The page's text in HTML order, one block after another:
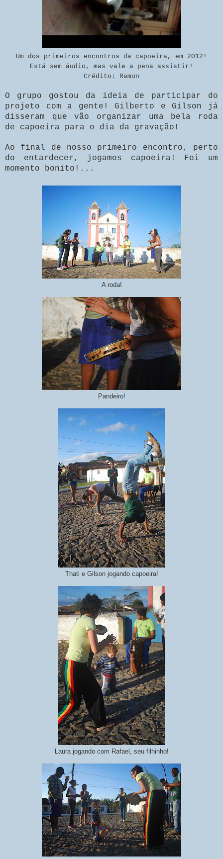
Um dos primeiros encontros da capoeira, em 2012!
Está sem áudio, mas vale a pena assistir!
Crédito: Ramon
O grupo gostou da ideia de participar do
projeto com a gente! Gilberto e Gilson já
disseram que vão organizar uma bela roda
de capoeira para o dia da gravação!
Ao final de nosso primeiro encontro, perto
do entardecer, jogamos capoeira! Foi um
momento bonito!...
A roda!
Pandeiro!
Thati e Gilson jogando capoeira!
Laura jogando com Rafael, seu filhinho!